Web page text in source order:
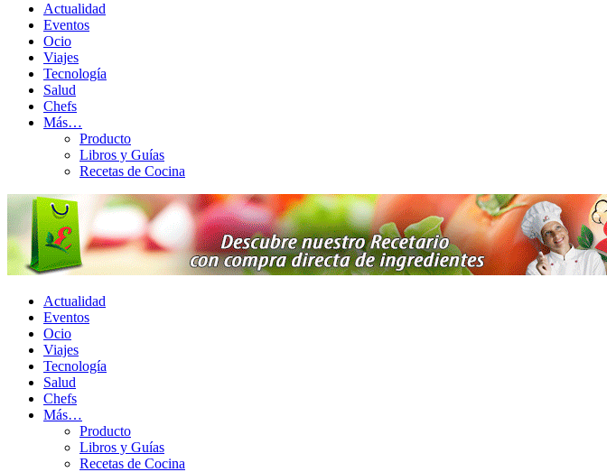
Actualidad
Eventos
Ocio
Viajes
Tecnología
Salud
Chefs
Más…
Producto
Libros y Guías
Recetas de Cocina
Actualidad
Eventos
Ocio
Viajes
Tecnología
Salud
Chefs
Más…
Producto
Libros y Guías
Recetas de Cocina